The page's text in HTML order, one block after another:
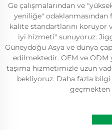
Ge çalışmalarından ve
yeniliğe" odaklanmasından
kalite standartlarını
iyi hizmeti" sunuyoruz.
Güneydoğu Asya ve dünya
edilmektedir. OEM ve
taşıma hizmetimizle uzun
bekliyoruz. Daha fazla
geçmekten